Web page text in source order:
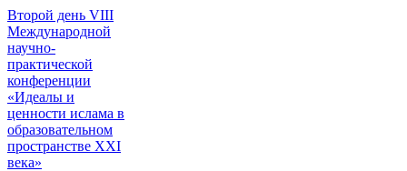
Второй день VIII
Международной
научно-
практической
конференции
«Идеалы и
ценности ислама в
образовательном
пространстве XXI
века»